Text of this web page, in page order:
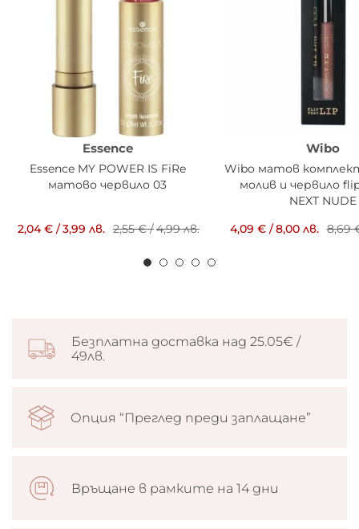
Essence
Essence MY POWER IS FiRe
матово червило 03
2,04 €/3,99 лв. 2,55 €/4,99 лв.
Wibo
Wibo матов
молив и червило
NEXT NUDE
4,09 €/8,00 лв. 8,69
Безплатна доставка над 25.05€ /
49лв.
Опция “Преглед преди заплащане”
Връщане в рамките на 14 дни